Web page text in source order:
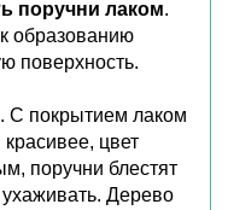
поручни лаком.
образованию
поверхность.
С покрытием лаком
цвет
поручни блестят
ухаживать. Дерево